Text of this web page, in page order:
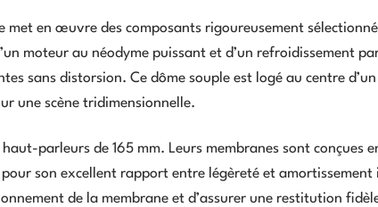
met en œuvre des composants rigoureusement
moteur au néodyme puissant et d’un refroidissement
sans distorsion. Ce dôme souple est logé au centre
une scène tridimensionnelle.
parleurs de 165 mm. Leurs membranes sont conçues
son excellent rapport entre légèreté et amortissement
de la membrane et d’assurer une restitution